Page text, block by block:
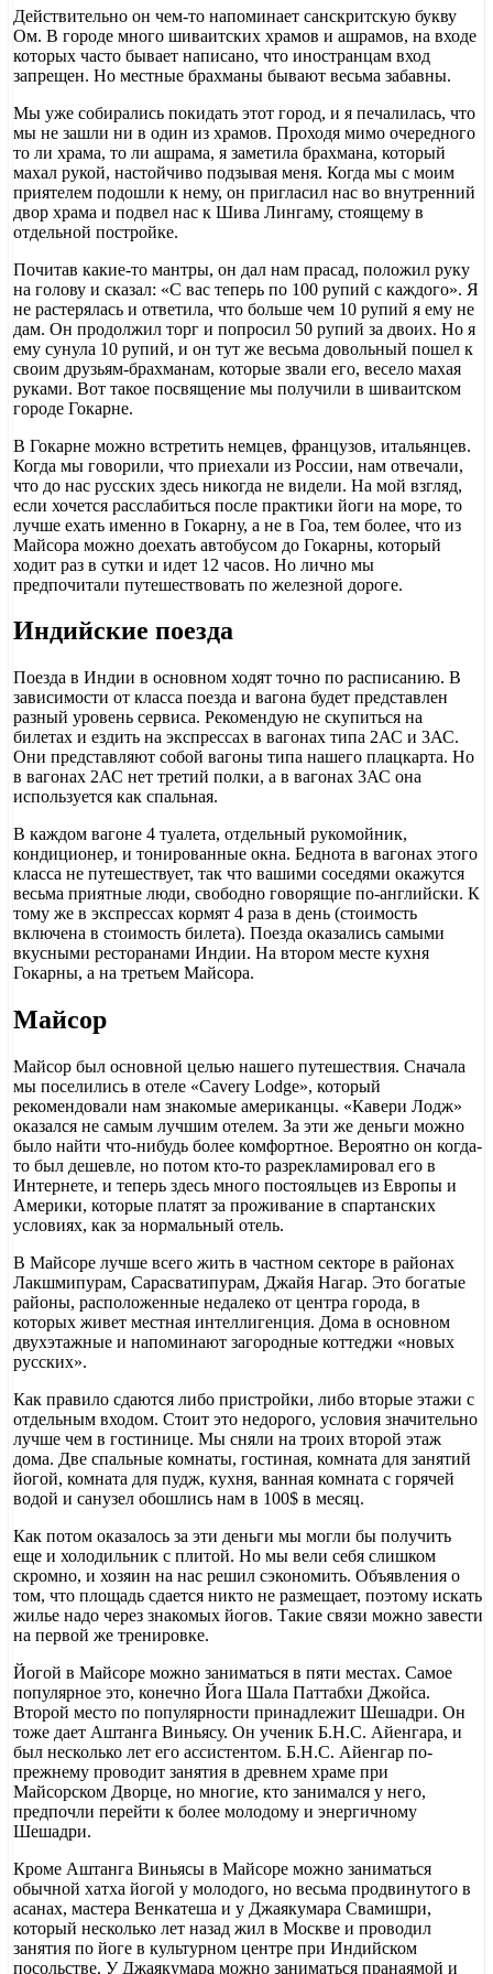
Действительно он чем-то напоминает санскритскую букву
Ом. В городе много шиваитских храмов и ашрамов, на входе
которых часто бывает написано, что иностранцам вход
запрещен. Но местные брахманы бывают весьма забавны.
Мы уже собирались покидать этот город, и я печалилась, что
мы не зашли ни в один из храмов. Проходя мимо очередного
то ли храма, то ли ашрама, я заметила брахмана, который
махал рукой, настойчиво подзывая меня. Когда мы с моим
приятелем подошли к нему, он пригласил нас во внутренний
двор храма и подвел нас к Шива Лингаму, стоящему в
отдельной постройке.
Почитав какие-то мантры, он дал нам прасад, положил руку
на голову и сказал: «С вас теперь по 100 рупий с каждого». Я
не растерялась и ответила, что больше чем 10 рупий я ему не
дам. Он продолжил торг и попросил 50 рупий за двоих. Но я
ему сунула 10 рупий, и он тут же весьма довольный пошел к
своим друзьям-брахманам, которые звали его, весело махая
руками. Вот такое посвящение мы получили в шиваитском
городе Гокарне.
В Гокарне можно встретить немцев, французов, итальянцев.
Когда мы говорили, что приехали из России, нам отвечали,
что до нас русских здесь никогда не видели. На мой взгляд,
если хочется расслабиться после практики йоги на море, то
лучше ехать именно в Гокарну, а не в Гоа, тем более, что из
Майсора можно доехать автобусом до Гокарны, который
ходит раз в сутки и идет 12 часов. Но лично мы
предпочитали путешествовать по железной дороге.
Индийские поезда
Поезда в Индии в основном ходят точно по расписанию. В
зависимости от класса поезда и вагона будет представлен
разный уровень сервиса. Рекомендую не скупиться на
билетах и ездить на экспрессах в вагонах типа 2АС и 3АС.
Они представляют собой вагоны типа нашего плацкарта. Но
в вагонах 2АС нет третий полки, а в вагонах 3АС она
используется как спальная.
В каждом вагоне 4 туалета, отдельный рукомойник,
кондиционер, и тонированные окна. Беднота в вагонах этого
класса не путешествует, так что вашими соседями окажутся
весьма приятные люди, свободно говорящие по-английски. К
тому же в экспрессах кормят 4 раза в день (стоимость
включена в стоимость билета). Поезда оказались самыми
вкусными ресторанами Индии. На втором месте кухня
Гокарны, а на третьем Майсора.
Майсор
Майсор был основной целью нашего путешествия. Сначала
мы поселились в отеле «Cavery Lodge», который
рекомендовали нам знакомые американцы. «Кавери Лодж»
оказался не самым лучшим отелем. За эти же деньги можно
было найти что-нибудь более комфортное. Вероятно он когда-
то был дешевле, но потом кто-то разрекламировал его в
Интернете, и теперь здесь много постояльцев из Европы и
Америки, которые платят за проживание в спартанских
условиях, как за нормальный отель.
В Майсоре лучше всего жить в частном секторе в районах
Лакшмипурам, Сарасватипурам, Джайя Нагар. Это богатые
районы, расположенные недалеко от центра города, в
которых живет местная интеллигенция. Дома в основном
двухэтажные и напоминают загородные коттеджи «новых
русских».
Как правило сдаются либо пристройки, либо вторые этажи с
отдельным входом. Стоит это недорого, условия значительно
лучше чем в гостинице. Мы сняли на троих второй этаж
дома. Две спальные комнаты, гостиная, комната для занятий
йогой, комната для пудж, кухня, ванная комната с горячей
водой и санузел обошлись нам в 100$ в месяц.
Как потом оказалось за эти деньги мы могли бы получить
еще и холодильник с плитой. Но мы вели себя слишком
скромно, и хозяин на нас решил сэкономить. Объявления о
том, что площадь сдается никто не размещает, поэтому искать
жилье надо через знакомых йогов. Такие связи можно завести
на первой же тренировке.
Йогой в Майсоре можно заниматься в пяти местах. Самое
популярное это, конечно Йога Шала Паттабхи Джойса.
Второй место по популярности принадлежит Шешадри. Он
тоже дает Аштанга Виньясу. Он ученик Б.Н.С. Айенгара, и
был несколько лет его ассистентом. Б.Н.С. Айенгар по-
прежнему проводит занятия в древнем храме при
Майсорском Дворце, но многие, кто занимался у него,
предпочли перейти к более молодому и энергичному
Шешадри.
Кроме Аштанга Виньясы в Майсоре можно заниматься
обычной хатха йогой у молодого, но весьма продвинутого в
асанах, мастера Венкатеша и у Джаякумара Свамишри,
который несколько лет назад жил в Москве и проводил
занятия по йоге в культурном центре при Индийском
посольстве. У Джаякумара можно заниматься пранаямой и